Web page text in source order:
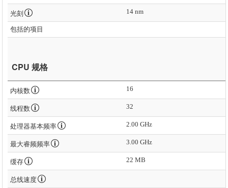
光刻 14 nm
包括的项目
CPU 规格
内核数 16
线程数 32
处理器基本频率 2.00 GHz
最大睿频频率 3.00 GHz
缓存 22 MB
总线速度